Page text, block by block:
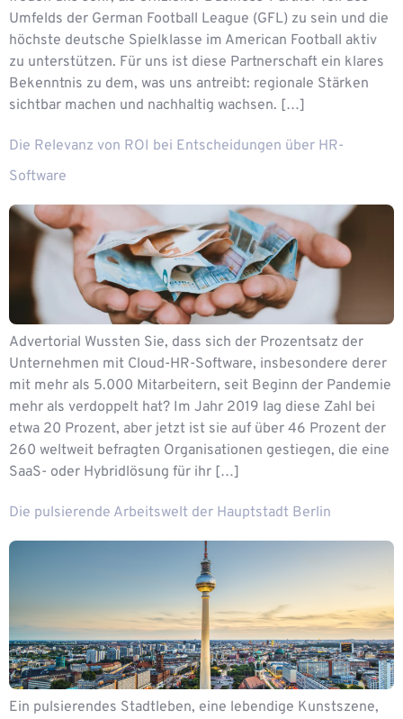
Umfelds der German Football League (GFL) zu sein und die
höchste deutsche Spielklasse im American Football aktiv
zu unterstützen. Für uns ist diese Partnerschaft ein klares
Bekenntnis zu dem, was uns antreibt: regionale Stärken
sichtbar machen und nachhaltig wachsen. […]
Die Relevanz von ROI bei Entscheidungen über HR-
Software
Advertorial Wussten Sie, dass sich der Prozentsatz der
Unternehmen mit Cloud-HR-Software, insbesondere derer
mit mehr als 5.000 Mitarbeitern, seit Beginn der Pandemie
mehr als verdoppelt hat? Im Jahr 2019 lag diese Zahl bei
etwa 20 Prozent, aber jetzt ist sie auf über 46 Prozent der
260 weltweit befragten Organisationen gestiegen, die eine
SaaS- oder Hybridlösung für ihr […]
Die pulsierende Arbeitswelt der Hauptstadt Berlin
Ein pulsierendes Stadtleben, eine lebendige Kunstszene,